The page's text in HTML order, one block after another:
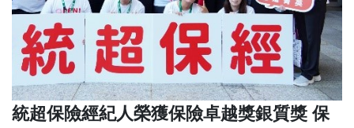
統超保險經紀人榮獲保險卓越獎銀質獎 保